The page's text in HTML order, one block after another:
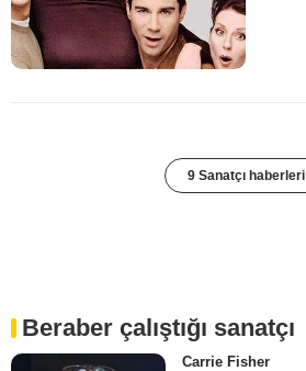
9 Sanatçı haberleri
Beraber çalıştığı sanatçı
Carrie Fisher